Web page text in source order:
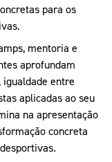
para os
mentoria e
aprofundam
igualdade entre
aplicadas ao seu
na apresentação
concreta